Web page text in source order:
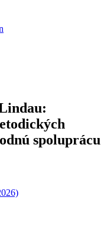
spoluprácu